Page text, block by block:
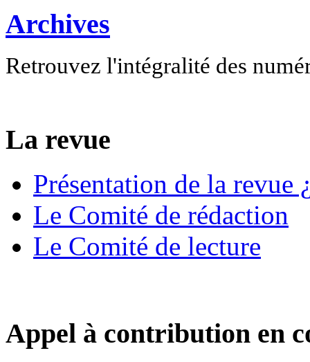
Archives
Retrouvez l'intégralité des
La revue
Présentation de la revue
Le Comité de rédaction
Le Comité de lecture
Appel à contribution en